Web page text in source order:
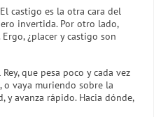
castigo es la otra cara del
invertida. Por otro lado,
¿placer y castigo son
que pesa poco y cada vez
o vaya muriendo sobre la
y avanza rápido. Hacia dónde,